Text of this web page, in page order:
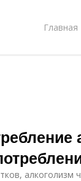
Главная
алкоголизм